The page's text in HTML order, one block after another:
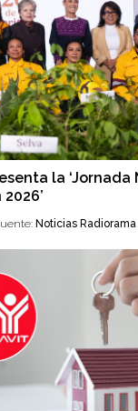
la ‘Jornada
Noticias Radiorama